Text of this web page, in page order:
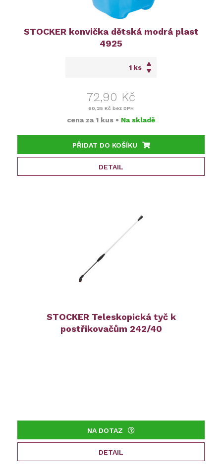
STOCKER konvička dětská modrá plast
4925
ks
72,90 Kč
60,25 Kč bez DPH
cena za 1 kus • Na skladě
PŘIDAT DO KOŠÍKU
DETAIL
STOCKER Teleskopická tyč k
postřikovačům 242/40
NA DOTAZ
DETAIL